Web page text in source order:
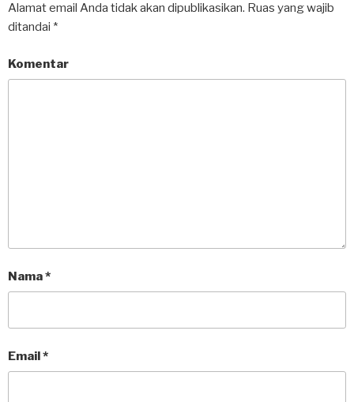
Alamat email Anda tidak akan dipublikasikan. Ruas yang wajib
ditandai *
Komentar
Nama*
Email*